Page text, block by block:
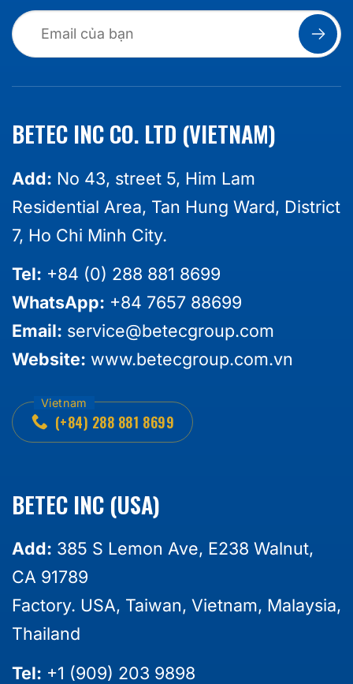
BETEC INC CO. LTD (VIETNAM)
Add: No 43, street 5, Him Lam
Residential Area, Tan Hung Ward, District
7, Ho Chi Minh City.
Tel: +84 (0) 288 881 8699
WhatsApp: +84 7657 88699
Email: service@betecgroup.com
Website: www.betecgroup.com.vn
(+84) 288 881 8699
BETEC INC (USA)
Add: 385 S Lemon Ave, E238 Walnut,
CA 91789
Factory. USA, Taiwan, Vietnam, Malaysia,
Thailand
Tel: +1 (909) 203 9898